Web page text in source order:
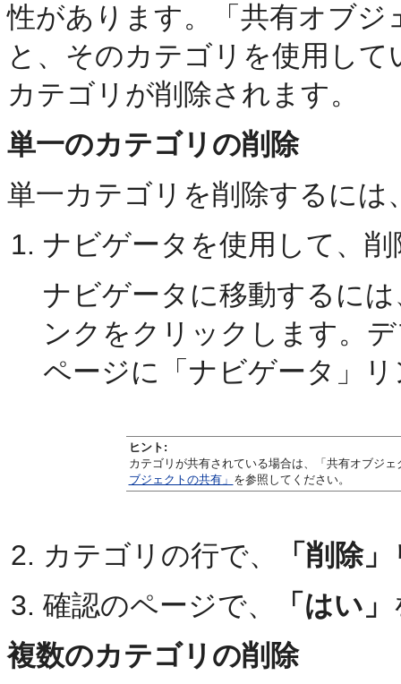
性があります。「共有オブ
と、そのカテゴリを使用し
カテゴリが削除されます。
単一のカテゴリの削除
単一カテゴリを削除するには
ナビゲータを使用して、
ナビゲータに移動するに
ンクをクリックします。
ページに「ナビゲータ」
ヒント:
カテゴリが共有されている場合は、「共有オブジ
ブジェクトの共有」 を参照してください。
カテゴリの行で、 「削除」
確認のページで、
「はい」
複数のカテゴリの削除